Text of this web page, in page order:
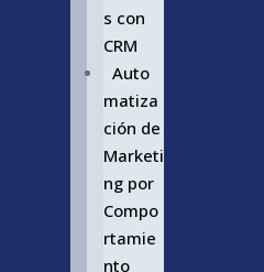
s con
CRM
Auto
matiza
ción de
Marketi
ng por
Compo
rtamie
nto